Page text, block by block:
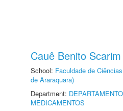
Cauê Benito Scarim
School: Faculdade de
de Araraquara)
Department:
MEDICAMENTOS